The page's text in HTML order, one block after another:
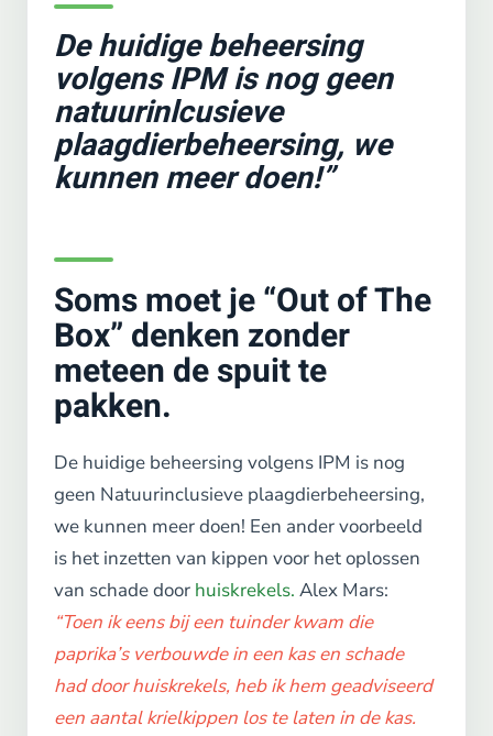
De huidige beheersing
volgens IPM is nog geen
natuurinlcusieve
plaagdierbeheersing, we
kunnen meer doen!”
Soms moet je “Out of The
Box” denken zonder
meteen de spuit te
pakken.
De huidige beheersing volgens IPM is nog
geen Natuurinclusieve plaagdierbeheersing,
we kunnen meer doen! Een ander voorbeeld
is het inzetten van kippen voor het oplossen
van schade door huiskrekels. Alex Mars:
“Toen ik eens bij een tuinder kwam die
paprika’s verbouwde in een kas en schade
had door huiskrekels, heb ik hem geadviseerd
een aantal krielkippen los te laten in de kas.